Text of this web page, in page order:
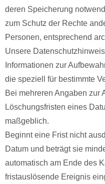
deren Speicherung
zum Schutz der Rechte
Personen, entsprechend
Unsere
Informationen zur
die speziell für bestimmte
Bei mehreren Angaben zur
Löschungsfristen eines
maßgeblich.
Beginnt eine Frist nicht
Datum und beträgt sie
automatisch am Ende des
fristauslösende Ereignis